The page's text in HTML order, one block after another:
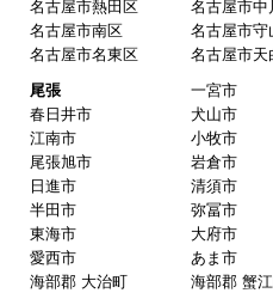
ピングーヒサコ
2025年10月30日 14:53
欲しい商品をスムーズに注
ショップからの連絡や対応
予定の期日までに商品が届き
名古屋市熱田区
名古屋市中
名古屋市南区
名古屋市守
名古屋市名東区
名古屋市天
尾張
一宮市
春日井市
犬山市
江南市
小牧市
尾張旭市
岩倉市
日進市
清須市
半田市
弥冨市
東海市
大府市
愛西市
あま市
海部郡 大治町
海部郡 蟹